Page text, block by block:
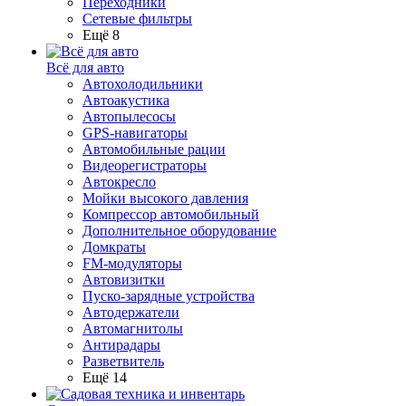
Сетевые фильтры
Ещё 8
Всё для авто
Автохолодильники
Автоакустика
Автопылесосы
GPS-навигаторы
Автомобильные рации
Видеорегистраторы
Автокресло
Мойки высокого давления
Компрессор автомобильный
Дополнительное оборудование
Домкраты
FM-модуляторы
Автовизитки
Пуско-зарядные устройства
Автодержатели
Автомагнитолы
Антирадары
Разветвитель
Ещё 14